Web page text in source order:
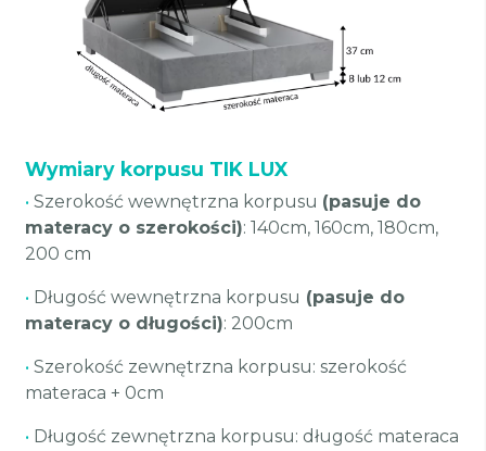
Wymiary korpusu TIK LUX
• Szerokość wewnętrzna korpusu (pasuje do
materacy o szerokości): 140cm, 160cm, 180cm,
200 cm
• Długość wewnętrzna korpusu (pasuje do
materacy o długości): 200cm
• Szerokość zewnętrzna korpusu: szerokość
materaca + 0cm
• Długość zewnętrzna korpusu: długość materaca